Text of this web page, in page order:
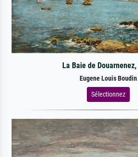
La Baie de
Eugene Louis Boudin
Sélectionnez